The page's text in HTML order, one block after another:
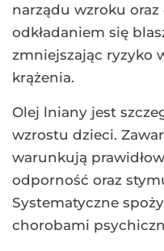
narządu wzroku
odkładaniem się
zmniejszając ryzyko
krążenia.
Olej lniany jest
wzrostu dzieci.
warunkują
odporność oraz
Systematyczne
chorobami